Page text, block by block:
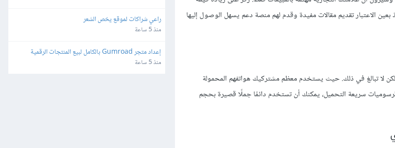
الاعتبار تقديم مقالات مفيدة وقدم لهم منصة دعم يسهل الوصول إليها
لا تبالغ في ذلك. حيث يستخدم معظم مشتركيك هواتفهم المحمولة
سريعة التحميل، يمكنك أن تستخدم دائمًا جملًا قصيرة بحجم
راعي شراكات لموقع يخص الشعر
منذ 5 ساعة
لأمريكا وأوروبا
منذ 5 ساعة